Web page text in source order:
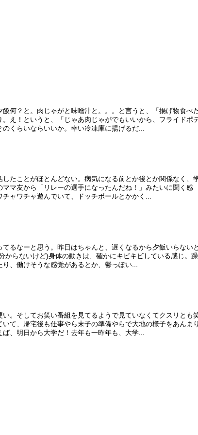
何？と。肉じゃがと味噌汁と。。。と言うと、「揚げ物食べ
え！というと、「じゃあ肉じゃがでもいいから、フライドポ
くらいならいいか。幸い冷凍庫に揚げるだ...
たことがほとんどない。病気になる前とか後とか関係なく、
マ友から「リレーの選手になったんだね！」みたいに聞く感
ャワチャ遊んでいて、ドッチボールとかかく...
るなーと思う。昨日はちゃんと、遅くなるから夕飯いらないと
からないけど)身体の動きは、確かにキビキビしている感じ。躁
、働けそうな感覚があるとか、鬱っぽい...
。そしてお笑い番組を見てるようで見ていなくてクスリとも
て、帰宅後も仕事やら末子の準備やらで大地の様子をあんまり
、明日から大学だ！去年も一昨年も、大学...